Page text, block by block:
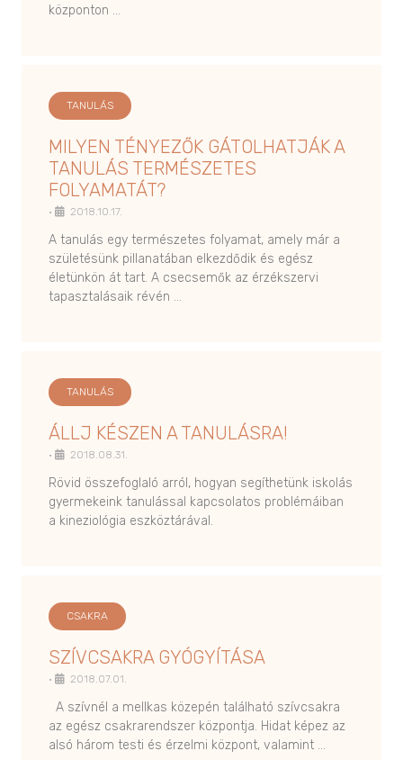
központon …
TANULÁS
MILYEN TÉNYEZŐK GÁTOLHATJÁK A
TANULÁS TERMÉSZETES
FOLYAMATÁT?
• 2018.10.17.
A tanulás egy természetes folyamat, amely már a
születésünk pillanatában elkezdődik és egész
életünkön át tart. A csecsemők az érzékszervi
tapasztalásaik révén …
TANULÁS
ÁLLJ KÉSZEN A TANULÁSRA!
• 2018.08.31.
Rövid összefoglaló arról, hogyan segíthetünk iskolás
gyermekeink tanulással kapcsolatos problémáiban
a kineziológia eszköztárával.
CSAKRA
SZÍVCSAKRA GYÓGYÍTÁSA
• 2018.07.01.
A szívnél a mellkas közepén található szívcsakra
az egész csakrarendszer központja. Hidat képez az
alsó három testi és érzelmi központ, valamint …